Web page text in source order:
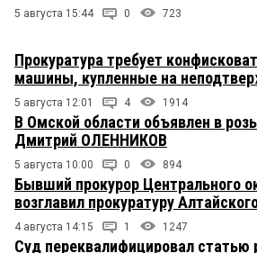
5 августа 15:44 0 723
Прокуратура требует
машины, купленные на
5 августа 12:01 4 1914
В Омской области объявлен в
Дмитрий ОЛЕННИКОВ
5 августа 10:00 0 894
Бывший прокурор Центрального
возглавил прокуратуру
4 августа 14:15 1 1247
Суд переквалифицировал статью